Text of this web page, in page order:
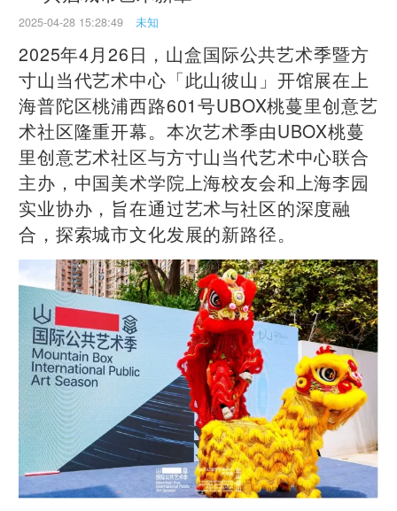
2025-04-28 15:28:49 未知
2025年4月26日，山盒国际公共艺术季暨方
寸山当代艺术中心「此山彼山」开馆展在上
海普陀区桃浦西路601号UBOX桃蔓里创意艺
术社区隆重开幕。本次艺术季由UBOX桃蔓
里创意艺术社区与方寸山当代艺术中心联合
主办，中国美术学院上海校友会和上海李园
实业协办，旨在通过艺术与社区的深度融
合，探索城市文化发展的新路径。